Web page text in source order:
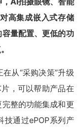
高集成嵌入式存储
量配置、更低的功
从“采购决策”升级
，可以帮助产品在
整的功能集成和更
技通过ePOP系列产